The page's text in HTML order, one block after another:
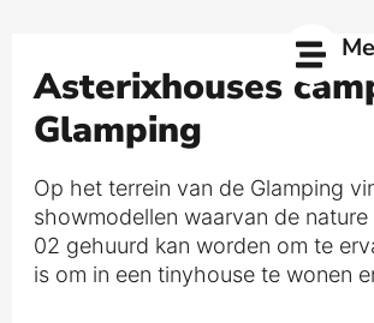
inhoudAsterixhouses
Glamping
Op het terrein van de Glamping
showmodellen waarvan de
02 gehuurd kan worden om te
is om in een tinyhouse te wonen